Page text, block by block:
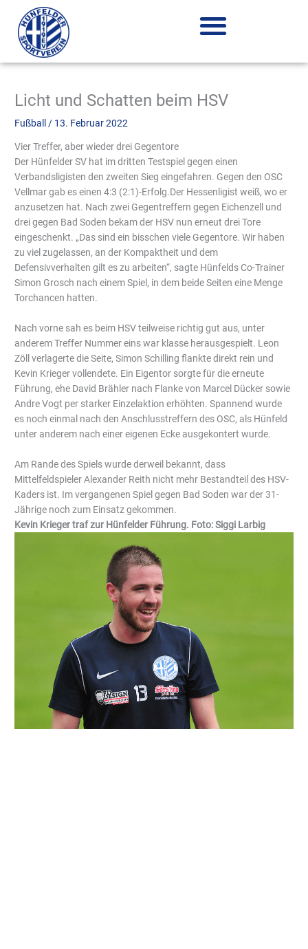
Inhalt
springen
Licht und Schatten beim HSV
Fußball / 13. Februar 2022
Vier Treffer, aber wieder drei Gegentore
Der Hünfelder SV hat im dritten Testspiel gegen einen
Verbandsligisten den zweiten Sieg eingefahren. Gegen den OSC
Vellmar gab es einen 4:3 (2:1)-Erfolg.Der Hessenligist weiß, wo er
anzusetzen hat. Nach zwei Gegentreffern gegen Eichenzell und
drei gegen Bad Soden bekam der HSV nun erneut drei Tore
eingeschenkt. „Das sind ein bisschen viele Gegentore. Wir haben
zu viel zugelassen, an der Kompaktheit und dem
Defensivverhalten gilt es zu arbeiten“, sagte Hünfelds Co-Trainer
Simon Grosch nach einem Spiel, in dem beide Seiten eine Menge
Torchancen hatten.
Nach vorne sah es beim HSV teilweise richtig gut aus, unter
anderem Treffer Nummer eins war klasse herausgespielt. Leon
Zöll verlagerte die Seite, Simon Schilling flankte direkt rein und
Kevin Krieger vollendete. Ein Eigentor sorgte für die erneute
Führung, ehe David Brähler nach Flanke von Marcel Dücker sowie
Andre Vogt per starker Einzelaktion erhöhten. Spannend wurde
es noch einmal nach den Anschlusstreffern des OSC, als Hünfeld
unter anderem nach einer eigenen Ecke ausgekontert wurde.
Am Rande des Spiels wurde derweil bekannt, dass
Mittelfeldspieler Alexander Reith nicht mehr Bestandteil des HSV-
Kaders ist. Im vergangenen Spiel gegen Bad Soden war der 31-
Jährige noch zum Einsatz gekommen.
Kevin Krieger traf zur Hünfelder Führung. Foto: Siggi Larbig